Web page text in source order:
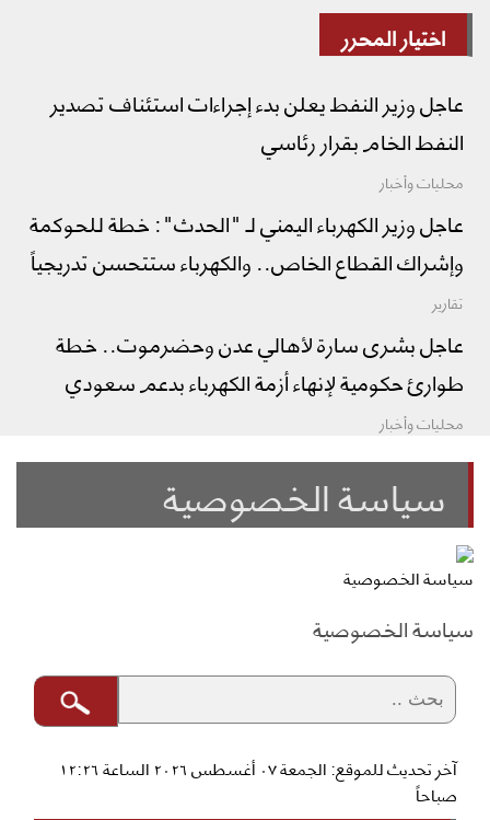
اختيار المحرر
عاجل وزير النفط يعلن بدء إجراءات استئناف تصدير
النفط الخام بقرار رئاسي
محليات وأخبار
عاجل وزير الكهرباء اليمني لـ "الحدث": خطة للحوكمة
وإشراك القطاع الخاص.. والكهرباء ستتحسن تدريجياً
تقارير
عاجل بشرى سارة لأهالي عدن وحضرموت.. خطة
طوارئ حكومية لإنهاء أزمة الكهرباء بدعم سعودي
محليات وأخبار
سياسة الخصوصية
سياسة الخصوصية
سياسة الخصوصية
آخر تحديث للموقع: الجمعة ٠٧ أغسطس ٢٠٢٦ الساعة ١٢:٢٦
صباحاً